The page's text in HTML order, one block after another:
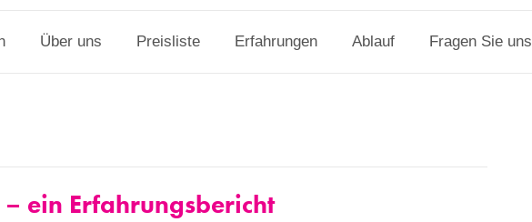
Über uns Preisliste Erfahrungen Ablauf Fragen Sie uns
ein Erfahrungsbericht